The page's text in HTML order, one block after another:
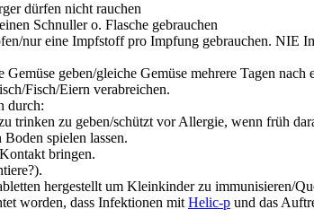
dürfen nicht rauchen
Schnuller o. Flasche gebrauchen
nur eine Impfstoff pro Impfung gebrauchen. NIE
Gemüse geben/gleiche Gemüse mehrere Tagen nach
Fisch/Eiern verabreichen.
durch:
trinken zu geben/schützt vor Allergie, wenn früh
spielen lassen.
bringen.
hergestellt um Kleinkinder zu immunisieren/
worden, dass Infektionen mit Helic-pund das